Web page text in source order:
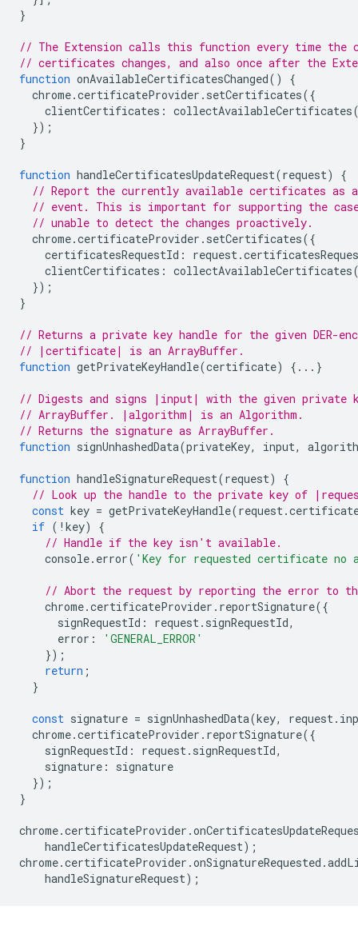
}
// The Extension calls this function every time
// certificates changes, and also once after the
function onAvailableCertificatesChanged()
{
chrome.certificateProvider . setCertificates({
clientCertificates : collectAvailableCertificates
});
}
function handleCertificatesUpdateRequest(request)
{
// Report the currently available certificates as a
// event. This is important for supporting the
// unable to detect the changes proactively.
chrome.certificateProvider . setCertificates({
certificatesRequestId : request.
clientCertificates : collectAvailableCertificates
});
}
// Returns a private key handle for the given DER-
// |certificate| is an ArrayBuffer.
function getPrivateKeyHandle(certificate) {...}
// Digests and signs |input| with the given
// ArrayBuffer. |algorithm| is an Algorithm.
// Returns the signature as ArrayBuffer.
function signUnhashedData(privateKey, input,
function handleSignatureRequest(request)
{
// Look up the handle to the private key of
const key = getPrivateKeyHandle(request.
if ( ! key)
{
// Handle if the key isn't available.
console. error( 'Key for requested certificate no
// Abort the request by reporting the error to
chrome.certificateProvider . reportSignature({
signRequestId : request. signRequestId,
error :
'GENERAL_ERROR'
});
return ;
}
const signature = signUnhashedData(key, request.
chrome.certificateProvider . reportSignature({
signRequestId : request. signRequestId,
signature :
signature
});
}
chrome.certificateProvider .
handleCertificatesUpdateRequest);
chrome.certificateProvider .onSignatureRequested .
handleSignatureRequest);